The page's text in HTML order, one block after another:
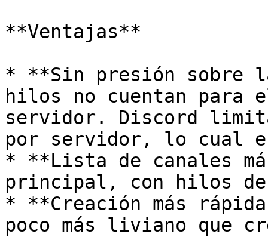
**Ventajas**
* **Sin presión sobre
hilos no cuentan para
servidor. Discord
por servidor, lo cual
* **Lista de canales
principal, con hilos
* **Creación más
poco más liviano que